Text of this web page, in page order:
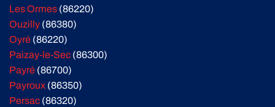
Les Ormes (86220)
Ouzilly (86380)
Oyré (86220)
Paizay-le-Sec (86300)
Payré (86700)
Payroux (86350)
Persac (86320)